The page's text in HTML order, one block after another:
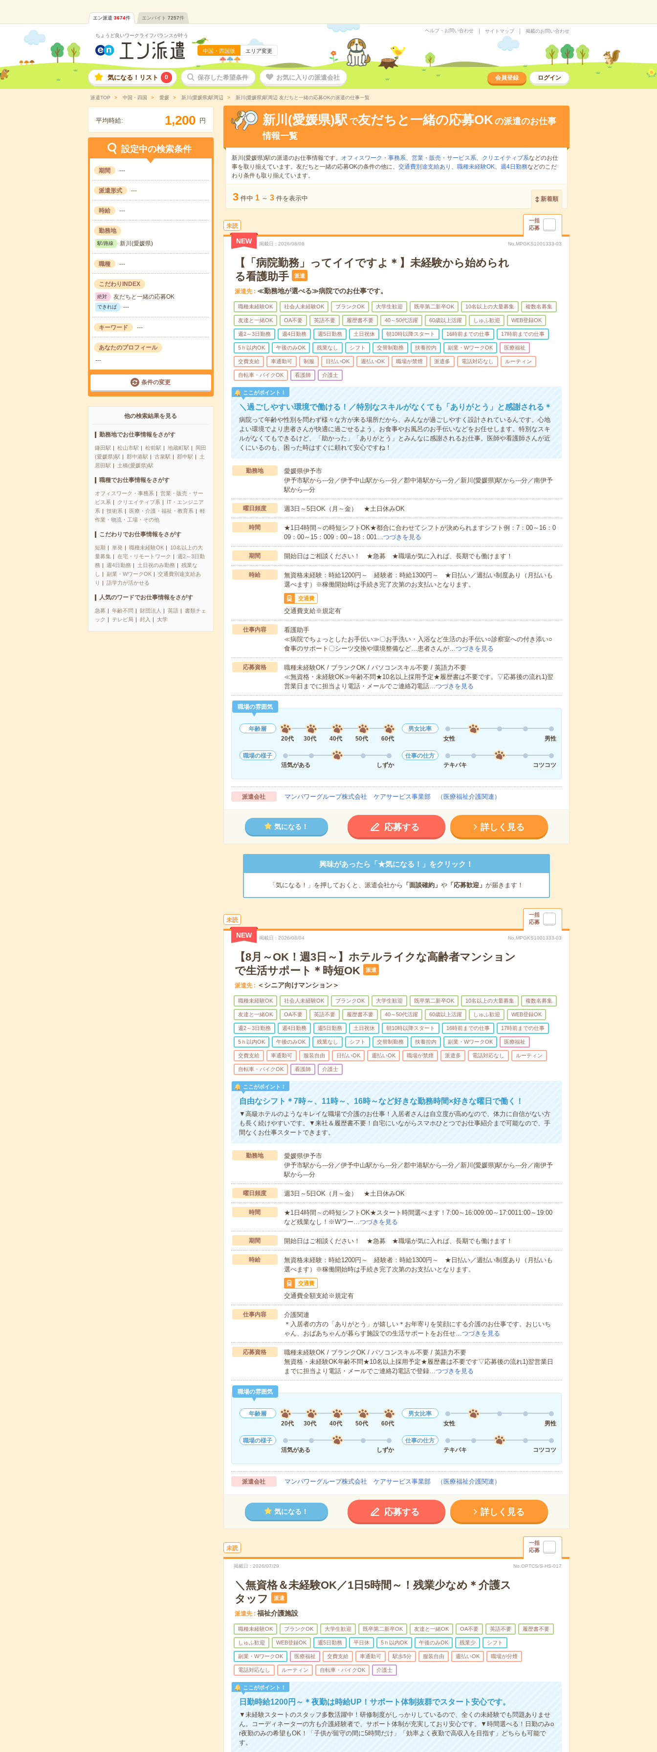
エン派遣 3674件 エンバイト 7257件
ちょうど良いワークライフバランスが叶う
中国・四国版 エリア変更
ヘルプ・お問い合わせ サイトマップ 掲載のお問い合わせ
気になる！リスト 0 保存した希望条件 お気に入りの派遣会社 会員登録 ログイン
派遣TOP 中国・四国 愛媛 新川(愛媛県)駅周辺 新川(愛媛県)駅周辺 友だちと一緒の応募OKの派遣の仕事一覧
平均時給: 1,200 円
設定中の検索条件
期間 ---
派遣形式 ---
時給 ---
勤務地
駅/路線 新川(愛媛県)
職種 ---
こだわりINDEX
絶対 友だちと一緒の応募OK
できれば ---
キーワード ---
あなたのプロフィール
---
条件の変更
他の検索結果を見る
勤務地でお仕事情報をさがす
鎌田駅 松山市駅 松前駅 地蔵町駅
岡田
(愛媛県)駅
郡中港駅 古泉駅 郡中駅
土
居田駅
土橋(愛媛県)駅
職種でお仕事情報をさがす
オフィスワーク・事務系
営業・販売・サー
ビス系
クリエイティブ系
IT・エンジニア
系
技術系 医療・介護・福祉・教育系
軽
作業・物流・工場・その他
こだわりでお仕事情報をさがす
短期 単発 職種未経験OK
10名以上の大
量募集
在宅・リモートワーク
週2～3日勤
務
週4日勤務 土日祝のみ勤務
残業な
し
副業・WワークOK
交通費別途支給あ
り
語学力が活かせる
人気のワードでお仕事情報をさがす
急募 年齢不問 財団法人 英語
書類チェ
ック
テレビ局 封入 大学
新川(愛媛県)駅 で友だちと一緒の応募OKの派遣のお仕事
情報一覧
新川(愛媛県)駅の派遣のお仕事情報です。 オフィスワーク・事務系、 営業・販売・サービス系、 クリエイティブ系などのお仕
事を取り揃えています。友だちと一緒の応募OKの条件の他に、 交通費別途支給あり 、 職種未経験OK、 週4日勤務などのこだ
わり条件も取り揃えています。
3 件中 1 ～ 3 件を表示中 新着順
未読
一括
応募
NEW 掲載日 2026/08/06 No.MPGKS1001333-03
【「病院勤務」ってイイですよ＊】未経験から始められ
る看護助手
派遣
派遣先 ≪勤務地が選べる≫病院でのお仕事です。
職種未経験OK 社会人未経験OK ブランクOK 大学生歓迎 既卒第二新卒OK 10名以上の大量募集 複数名募集
友達と一緒OK OA不要 英語不要 履歴書不要 40～50代活躍 60歳以上活躍 しゅふ歓迎 WEB登録OK
週2～3日勤務 週4日勤務 週5日勤務 土日祝休 朝10時以降スタート 16時前までの仕事 17時前までの仕事
5ｈ以内OK 午後のみOK 残業なし シフト 交替制勤務 扶養控内 副業・WワークOK 医療福祉
交費支給 車通勤可 制服 日払いOK 週払いOK 職場が禁煙 派遣多 電話対応なし ルーティン
自転車・バイクOK 看護師 介護士
ここがポイント！
＼過ごしやすい環境で働ける！／特別なスキルがなくても「ありがとう」と感謝される＊
病院って年齢や性別を問わず様々な方が来る場所だから、みんなが過ごしやすく設計されているんです。心地
よい環境でより患者さんが快適に過ごせるよう、お食事やお風呂のお手伝いなどをお任せします。特別なスキ
ルがなくてもできるけど、「助かった」「ありがとう」とみんなに感謝されるお仕事。医師や看護師さんが近
くにいるのも、困った時はすぐに頼れて安心ですね！
勤務地
愛媛県伊予市
伊予市駅から---分／伊予中山駅から---分／郡中港駅から---分／新川(愛媛県)駅から---分／南伊予
駅から---分
曜日頻度 週3日～5日OK（月～金） ★土日休みOK
時間
★1日4時間～の時短シフトOK★都合に合わせてシフトが決められますシフト例：7：00～16：0
09：00～15：009：00～18：001…つづきを見る
期間 開始日はご相談ください！ ★急募 ★職場が気に入れば、長期でも働けます！
時給
無資格未経験：時給1200円～ 経験者：時給1300円～ ★日払い／週払い制度あり（月払いも
選べます）※稼働開始時は手続き完了次第のお支払いとなります。
交通費
交通費支給※規定有
仕事内容
看護助手
≪病院でちょっとしたお手伝い≫〇お手洗い・入浴など生活のお手伝い○診察室への付き添い○
食事のサポート〇シーツ交換や環境整備など…患者さんが…つづきを見る
応募資格
職種未経験OK / ブランクOK / パソコンスキル不要 / 英語力不要
≪無資格・未経験OK≫年齢不問★10名以上採用予定★履歴書は不要です。▽応募後の流れ1)翌
営業日までに担当より電話・メールでご連絡2)電話…つづきを見る
職場の雰囲気
年齢層
20代
30代 40代 50代 60代
男女比率
女性
男性
職場の様子
活気がある
しずか
仕事の仕方
テキパキ
コツコツ
派遣会社 マンパワーグループ株式会社 ケアサービス事業部 （医療福祉介護関連）
気になる！ 応募する 詳しく見る
興味があったら「★気になる！」をクリック！
「気になる！」を押しておくと、派遣会社から 「面談確約」 や「応募歓迎」 が届きます！
未読
一括
応募
NEW 掲載日 2026/08/04 No.MPGKS1001333-03
【8月～OK！週3日～】ホテルライクな高齢者マンション
で生活サポート＊時短OK
派遣
派遣先 ＜シニア向けマンション＞
職種未経験OK 社会人未経験OK ブランクOK 大学生歓迎 既卒第二新卒OK 10名以上の大量募集 複数名募集
友達と一緒OK OA不要 英語不要 履歴書不要 40～50代活躍 60歳以上活躍 しゅふ歓迎 WEB登録OK
週2～3日勤務 週4日勤務 週5日勤務 土日祝休 朝10時以降スタート 16時前までの仕事 17時前までの仕事
5ｈ以内OK 午後のみOK 残業なし シフト 交替制勤務 扶養控内 副業・WワークOK 医療福祉
交費支給 車通勤可 服装自由 日払いOK 週払いOK 職場が禁煙 派遣多 電話対応なし ルーティン
自転車・バイクOK 看護師 介護士
ここがポイント！
自由なシフト＊7時～、11時～、16時～など好きな勤務時間×好きな曜日で働く！
▼高級ホテルのようなキレイな職場で介護のお仕事！入居者さんは自立度が高めなので、体力に自信がない方
も長く続けやすいです。▼来社＆履歴書不要！自宅にいながらスマホひとつでお仕事紹介まで可能なので、手
間なくお仕事スタートできます。
勤務地
愛媛県伊予市
伊予市駅から---分／伊予中山駅から---分／郡中港駅から---分／新川(愛媛県)駅から---分／南伊予
駅から---分
曜日頻度 週3日～5日OK（月～金） ★土日休みOK
時間
★1日4時間～の時短シフトOK★スタート時間選べます！7:00～16:009:00～17:0011:00～19:00
など残業なし！※Wワー…つづきを見る
期間 開始日はご相談ください！ ★急募 ★職場が気に入れば、長期でも働けます！
時給
無資格未経験：時給1200円～ 経験者：時給1300円～ ★日払い／週払い制度あり（月払いも
選べます）※稼働開始時は手続き完了次第のお支払いとなります。
交通費
交通費全額支給※規定有
仕事内容
介護関連
＊入居者の方の「ありがとう」が嬉しい＊お年寄りを笑顔にする介護のお仕事です。おじいち
ゃん、おばあちゃんが暮らす施設での生活サポートをお任せ…つづきを見る
応募資格
職種未経験OK / ブランクOK / パソコンスキル不要 / 英語力不要
無資格・未経験OK年齢不問★10名以上採用予定★履歴書は不要です▽応募後の流れ1)翌営業日
までに担当より電話・メールでご連絡2)電話で登録…つづきを見る
職場の雰囲気
年齢層
20代
30代 40代 50代 60代
男女比率
女性
男性
職場の様子
活気がある
しずか
仕事の仕方
テキパキ
コツコツ
派遣会社 マンパワーグループ株式会社 ケアサービス事業部 （医療福祉介護関連）
気になる！ 応募する 詳しく見る
未読
一括
応募
掲載日 2026/07/29 No.OPTCS/S-HS-017
＼無資格＆未経験OK／1日5時間～！残業少なめ＊介護ス
タッフ
派遣
派遣先 福祉介護施設
職種未経験OK ブランクOK 大学生歓迎 既卒第二新卒OK 友達と一緒OK OA不要 英語不要 履歴書不要
しゅふ歓迎 WEB登録OK 週5日勤務 平日休 5ｈ以内OK 午後のみOK 残業少 シフト
副業・WワークOK 医療福祉 交費支給 車通勤可 駅歩5分 服装自由 週払いOK 職場が分煙
電話対応なし ルーティン 自転車・バイクOK 介護士
ここがポイント！
日勤時給1200円～＊夜勤は時給UP！サポート体制抜群でスタート安心です。
▼未経験スタートのスタッフ多数活躍中！研修制度がしっかりしているので、全くの未経験でも問題ありませ
ん。コーディネーターの方も介護経験者で、サポート体制が充実しており安心です。▼時間選べる！日勤のみo
r夜勤のみの希望もOK！「子供が留守の間に5時間だけ」「効率よく夜勤で高収入を目指す」どちらも可能で
す。